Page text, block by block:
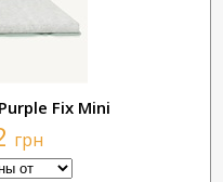
Fix Mini
грн